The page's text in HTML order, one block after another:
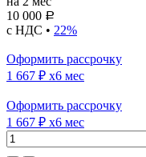
10 000 Р
с НДС • 22%
Оформить рассрочку
1 667 ₽ x6 мес
Оформить рассрочку
1 667 ₽ x6 мес